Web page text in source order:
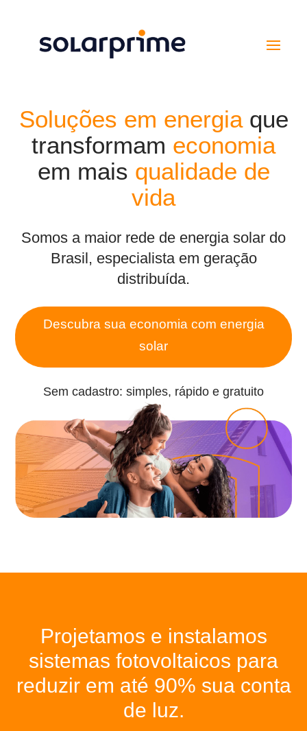
Soluções em energiaque
transformam economia
em mais qualidade de
vida
Somos a maior rede de energia solar do
Brasil, especialista em geração
distribuída.
Descubra sua economia com energia
solar
Sem cadastro: simples, rápido e gratuito
Projetamos e instalamos
sistemas fotovoltaicos para
reduzir em até 90% sua conta
de luz.